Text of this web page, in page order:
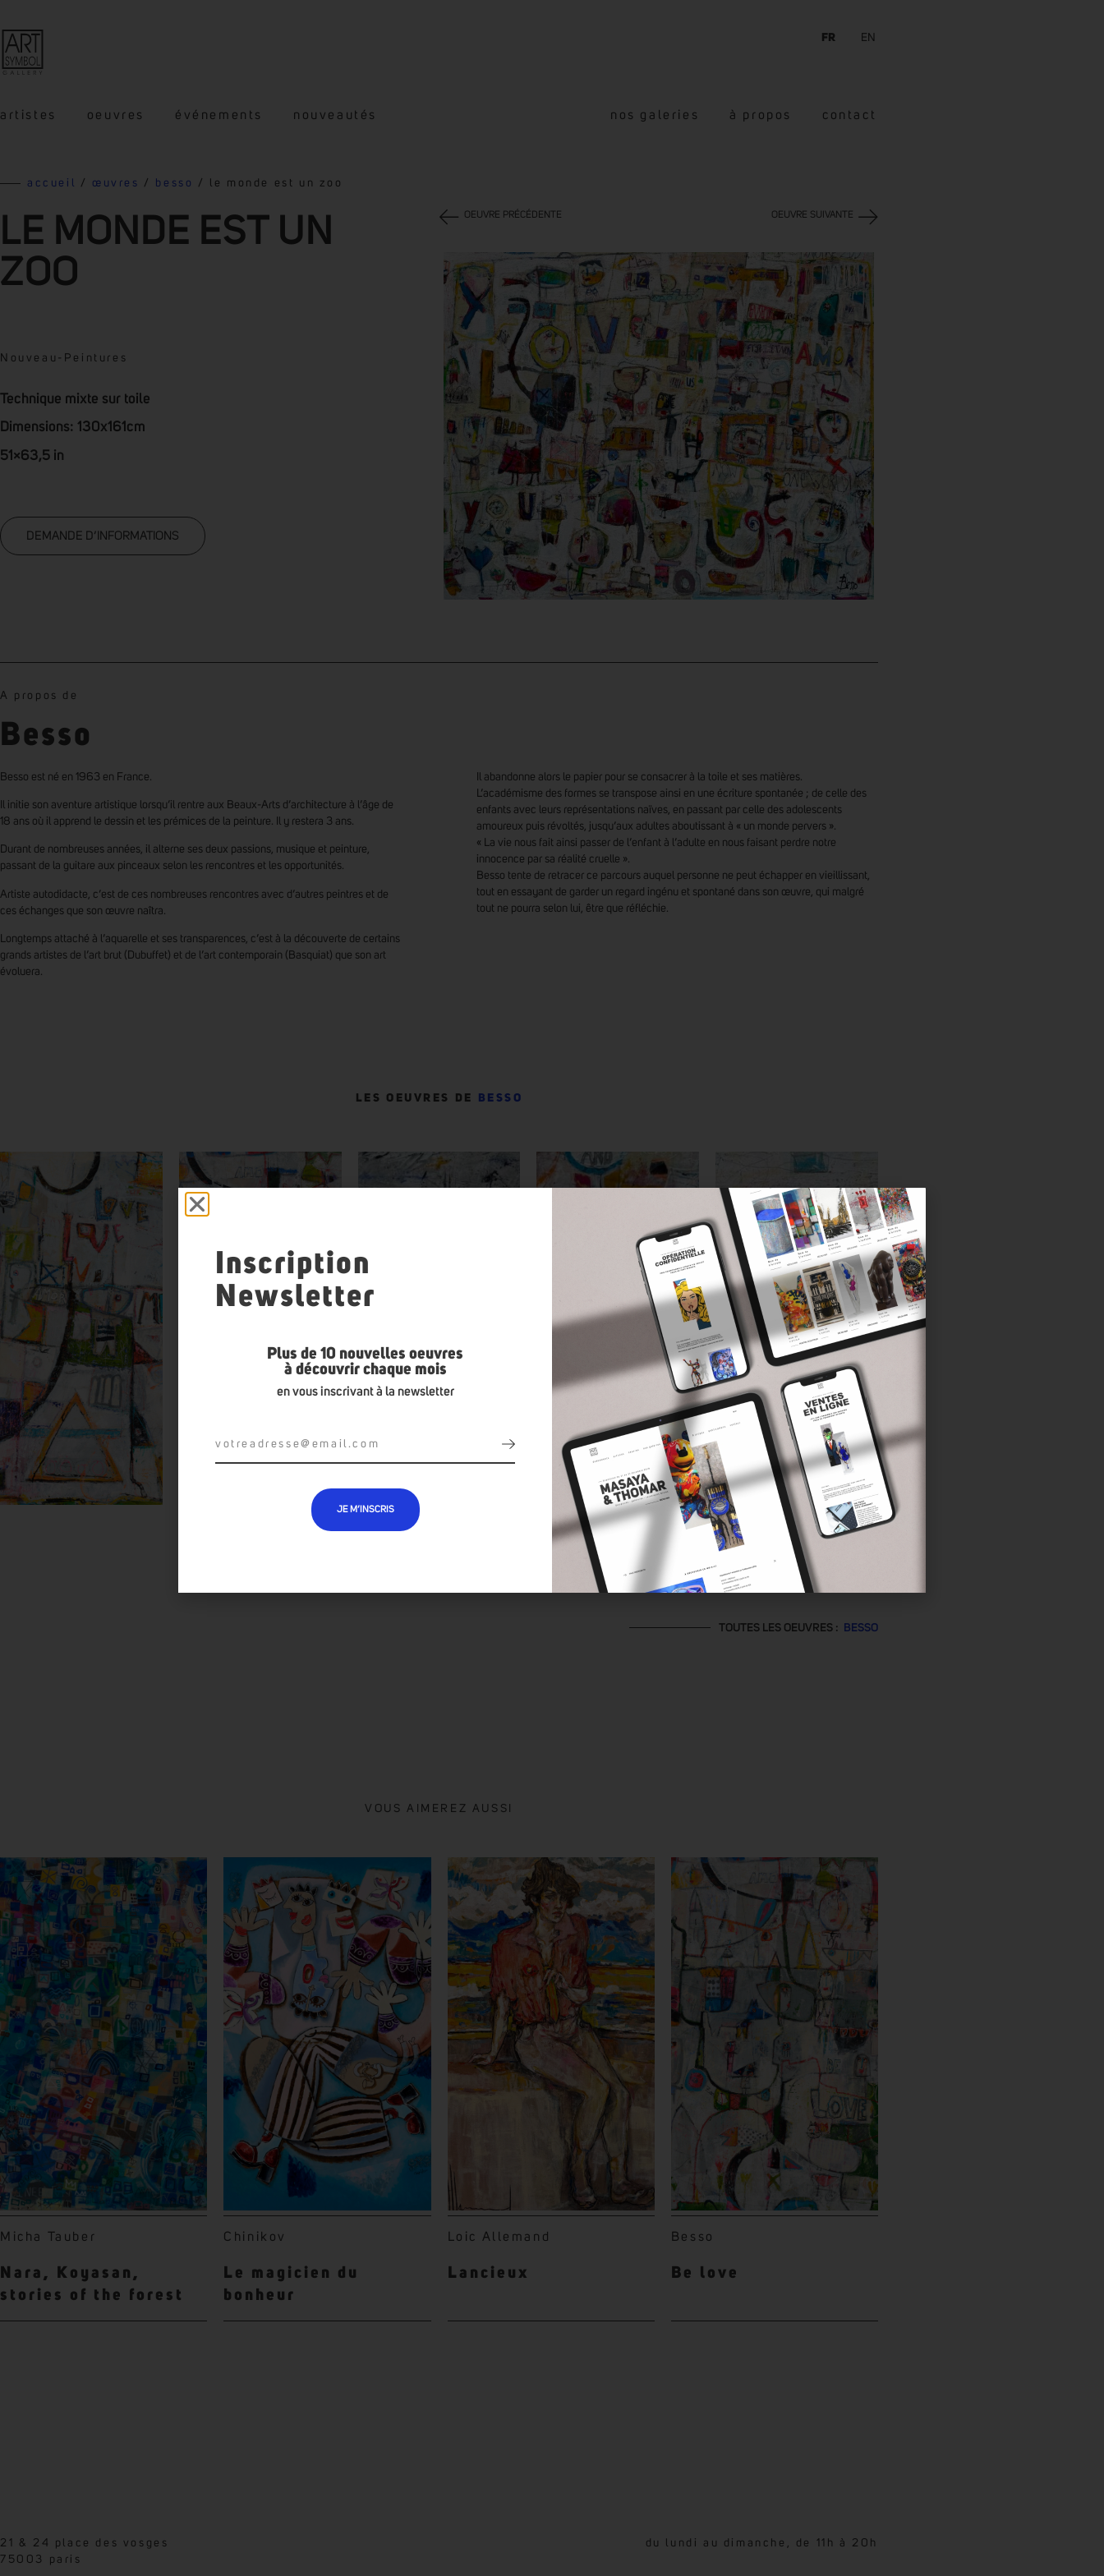
FR EN
artistes oeuvres événements nouveautés nos galeries à propos contact
accueil / œuvres / besso / le monde est un zoo
LE MONDE EST UN
ZOO
Nouveau - Peintures
Technique mixte sur toile
Dimensions: 130x161cm
51×63,5 in
DEMANDE D’INFORMATIONS
OEUVRE PRÉCÉDENTE OEUVRE SUIVANTE
A propos de
Besso
Besso est né en 1963 en France.
Il initie son aventure artistique lorsqu’il rentre aux Beaux-Arts d’architecture à l’âge de
18 ans où il apprend le dessin et les prémices de la peinture. Il y restera 3 ans.
Durant de nombreuses années, il alterne ses deux passions, musique et peinture,
passant de la guitare aux pinceaux selon les rencontres et les opportunités.
Artiste autodidacte, c’est de ces nombreuses rencontres avec d’autres peintres et de
ces échanges que son œuvre naîtra.
Longtemps attaché à l’aquarelle et ses transparences, c’est à la découverte de certains
grands artistes de l’art brut (Dubuffet) et de l’art contemporain (Basquiat) que son art
évoluera.
Il abandonne alors le papier pour se consacrer à la toile et ses matières.
L’académisme des formes se transpose ainsi en une écriture spontanée ; de celle des
enfants avec leurs représentations naïves, en passant par celle des adolescents
amoureux puis révoltés, jusqu’aux adultes aboutissant à « un monde pervers ».
« La vie nous fait ainsi passer de l’enfant à l’adulte en nous faisant perdre notre
innocence par sa réalité cruelle ».
Besso tente de retracer ce parcours auquel personne ne peut échapper en vieillissant,
tout en essayant de garder un regard ingénu et spontané dans son œuvre, qui malgré
tout ne pourra selon lui, être que réfléchie.
LES OEUVRES DE BESSO
TOUTES LES OEUVRES : BESSO
VOUS AIMEREZ AUSSI
Micha Tauber
Nara, Koyasan,
stories of the forest
Chinikov
Le magicien du
bonheur
Loic Allemand
Lancieux
Besso
Be love
21 & 24 place des vosges
75003 paris
du lundi au dimanche, de 11h à 20h
Inscription
Newsletter
Plus de 10 nouvelles oeuvres
à découvrir chaque mois
en vous inscrivant à la newsletter
JE M’INSCRIS